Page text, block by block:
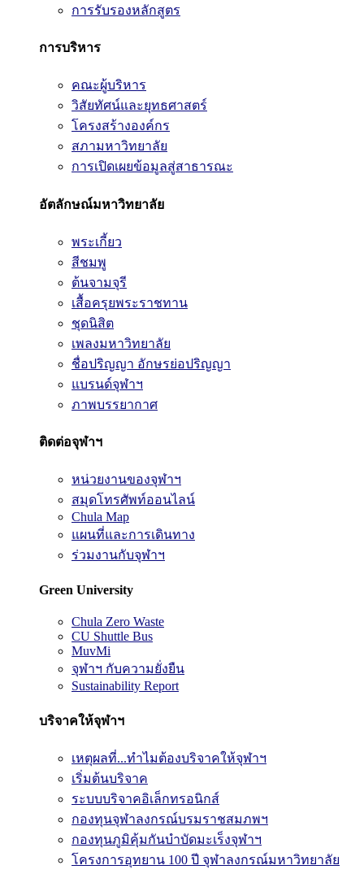
การรับรองหลักสูตร
การบริหาร
คณะผู้บริหาร
วิสัยทัศน์และยุทธศาสตร์
โครงสร้างองค์กร
สภามหาวิทยาลัย
การเปิดเผยข้อมูลสู่สาธารณะ
อัตลักษณ์มหาวิทยาลัย
พระเกี้ยว
สีชมพู
ต้นจามจุรี
เสื้อครุยพระราชทาน
ชุดนิสิต
เพลงมหาวิทยาลัย
ชื่อปริญญา อักษรย่อปริญญา
แบรนด์จุฬาฯ
ภาพบรรยากาศ
ติดต่อจุฬาฯ
หน่วยงานของจุฬาฯ
สมุดโทรศัพท์ออนไลน์
Chula Map
แผนที่และการเดินทาง
ร่วมงานกับจุฬาฯ
Green University
Chula Zero Waste
CU Shuttle Bus
MuvMi
จุฬาฯ กับความยั่งยืน
Sustainability Report
บริจาคให้จุฬาฯ
เหตุผลที่...ทำไมต้องบริจาคให้จุฬาฯ
เริ่มต้นบริจาค
ระบบบริจาคอิเล็กทรอนิกส์
กองทุนจุฬาลงกรณ์บรมราชสมภพฯ
กองทุนภูมิคุ้มกันบำบัดมะเร็งจุฬาฯ
โครงการอุทยาน 100 ปี จุฬาลงกรณ์มหาวิทยาลัย